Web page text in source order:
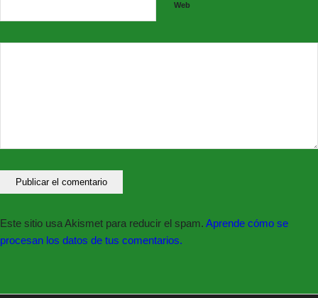
Web
Este sitio usa Akismet para reducir el spam. Aprende cómo se
procesan los datos de tus comentarios.